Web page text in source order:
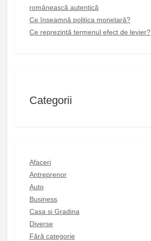
românească autentică
Ce înseamnă politica monetară?
Ce reprezintă termenul efect de levier?
Categorii
Afaceri
Antreprenor
Auto
Business
Casa si Gradina
Diverse
Fără categorie